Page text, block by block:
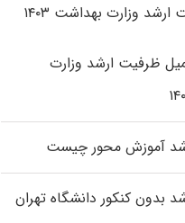
وزارت بهداشت ۱۴۰۳
ظرفیت ارشد وزارت
آموزش محور چیست
بدون کنکور دانشگاه تهران